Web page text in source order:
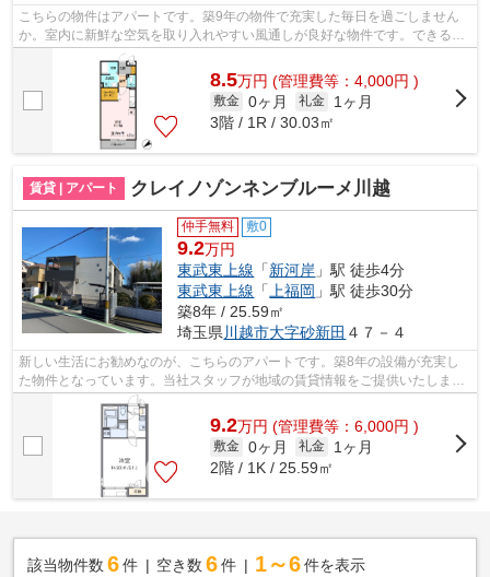
こちらの物件はアパートです。築9年の物件で充実した毎日を過ごしません
か。室内に新鮮な空気を取り入れやすい風通しが良好な物件です。できるだ
け早めに不動産情報を集めたい方は当社...
8.5万円 (管理費等：4,000円 )
敷金 0ヶ月 礼金
1ヶ月
3階 / 1R / 30.03㎡
賃貸 | アパート クレイノゾンネンブルーメ川越
仲手無料 敷0
9.2万円
東武東上線 「新河岸 」駅 徒歩4分
東武東上線 「 上福岡 」駅 徒歩30分
築8年 / 25.59㎡
埼玉県 川越市大字砂新田 ４７－４
新しい生活にお勧めなのが、こちらのアパートです。築8年の設備が充実し
た物件となっています。当社スタッフが地域の賃貸情報をご提供いたしま
す。お客様のこだわりやご要望などござい...
9.2万円 (管理費等：6,000円 )
敷金 0ヶ月 礼金
1ヶ月
2階 / 1K / 25.59㎡
該当物件数 6件 空き数 6 件 1～6 件を表示